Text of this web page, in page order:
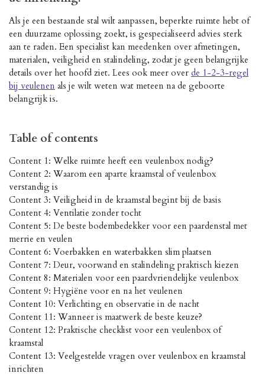
Als je een bestaande stal wilt aanpassen, beperkte ruimte hebt of
een duurzame oplossing zoekt, is gespecialiseerd advies sterk
aan te raden. Een specialist kan meedenken over afmetingen,
materialen, veiligheid en stalindeling, zodat je geen belangrijke
details over het hoofd ziet. Lees ook meer over de 1-2-3-regel
bij veulenen als je wilt weten wat meteen na de geboorte
belangrijk is.
Table of contents
Content 1: Welke ruimte heeft een veulenbox nodig?
Content 2: Waarom een aparte kraamstal of veulenbox
verstandig is
Content 3: Veiligheid in de kraamstal begint bij de basis
Content 4: Ventilatie zonder tocht
Content 5: De beste bodembedekker voor een paardenstal met
merrie en veulen
Content 6: Voerbakken en waterbakken slim plaatsen
Content 7: Deur, voorwand en stalindeling praktisch kiezen
Content 8: Materialen voor een paardvriendelijke veulenbox
Content 9: Hygiëne voor en na het veulenen
Content 10: Verlichting en observatie in de nacht
Content 11: Wanneer is maatwerk de beste keuze?
Content 12: Praktische checklist voor een veulenbox of
kraamstal
Content 13: Veelgestelde vragen over veulenbox en kraamstal
inrichten